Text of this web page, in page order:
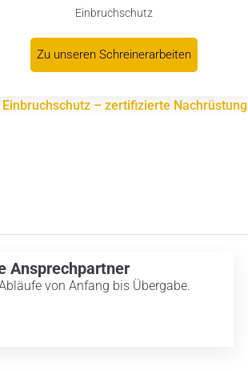
Einbruchschutz
Zu unseren Schreinerarbeiten
Einbruchschutz – zertifizierte Nachrüstung
Ansprechpartner
von Anfang bis Übergabe.